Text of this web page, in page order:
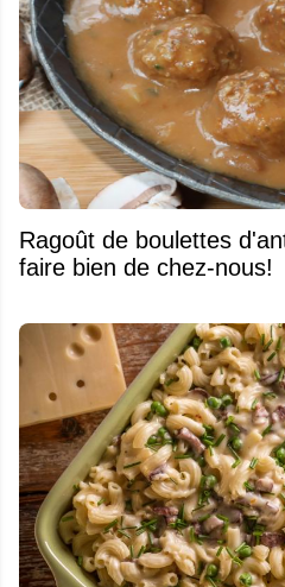
Ragoût de boulettes
faire bien de chez-nous!